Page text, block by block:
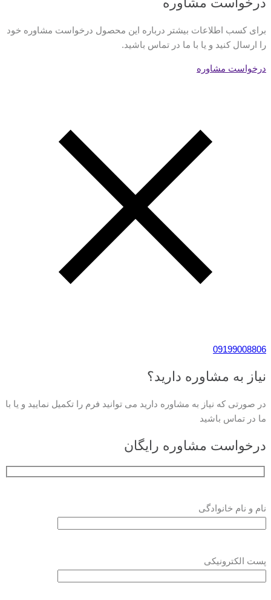
برای کسب اطلاعات بیشتر درباره این محصول درخواست مشاوره خود
را ارسال کنید و یا با ما در تماس باشید.
درخواست مشاوره
09199008806
نیاز به مشاوره دارید؟
در صورتی که نیاز به مشاوره دارید می توانید فرم را تکمیل نمایید و یا با
ما در تماس باشید
درخواست مشاوره رایگان
نام و نام خانوادگی
پست الکترونیکی